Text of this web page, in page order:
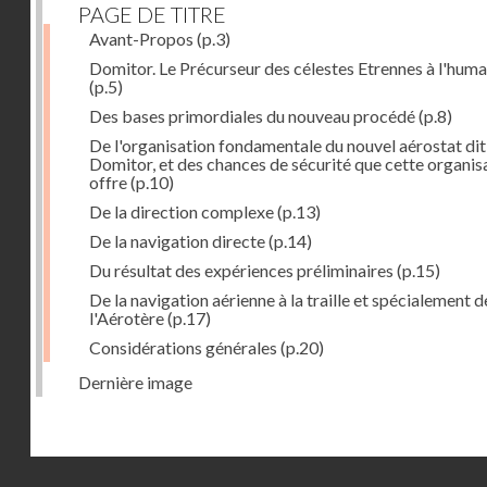
PAGE DE TITRE
Avant-Propos (p.3)
Domitor. Le Précurseur des célestes Etrennes à
(p.5)
Des bases primordiales du nouveau procédé(p.8)
De l'organisation fondamentale du nouvel aérostat dit
Domitor, et des chances de sécurité que cette
offre(p.10)
De la direction complexe(p.13)
De la navigation directe(p.14)
Du résultat des expériences préliminaires (p.15)
De la navigation aérienne à la traille et spécialement
l'Aérotère(p.17)
Considérations générales (p.20)
Dernière image